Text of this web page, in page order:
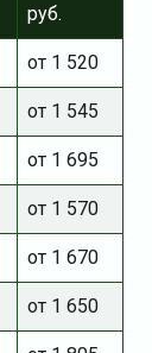
руб.
от 1 520
от 1 545
от 1 695
от 1 570
от 1 670
от 1 650